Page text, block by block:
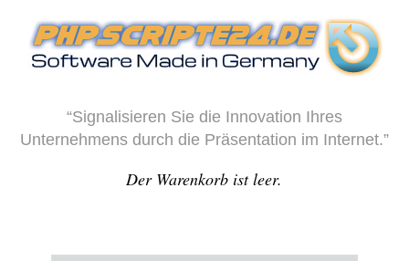
“Signalisieren Sie die Innovation Ihres
Unternehmens durch die Präsentation im Internet.”
Der Warenkorb ist leer.